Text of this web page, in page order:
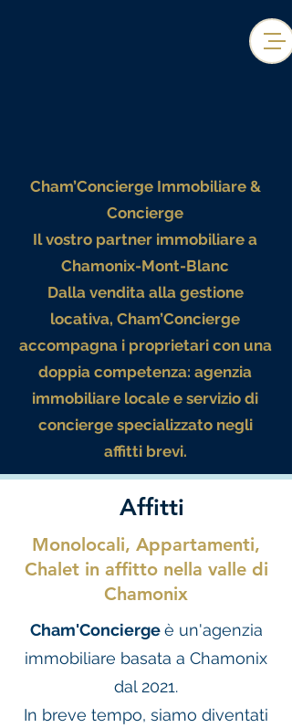
Cham’Concierge Immobiliare &
Concierge
Il vostro partner immobiliare a
Chamonix-Mont-Blanc
Dalla vendita alla gestione
locativa, Cham’Concierge
accompagna i proprietari con una
doppia competenza: agenzia
immobiliare locale e servizio di
concierge specializzato negli
affitti brevi.
Affitti
Monolocali, Appartamenti,
Chalet in affitto nella valle di
Chamonix
Cham'Conciergeè un'agenzia
immobiliare basata a Chamonix
dal 2021.
In breve tempo, siamo diventati